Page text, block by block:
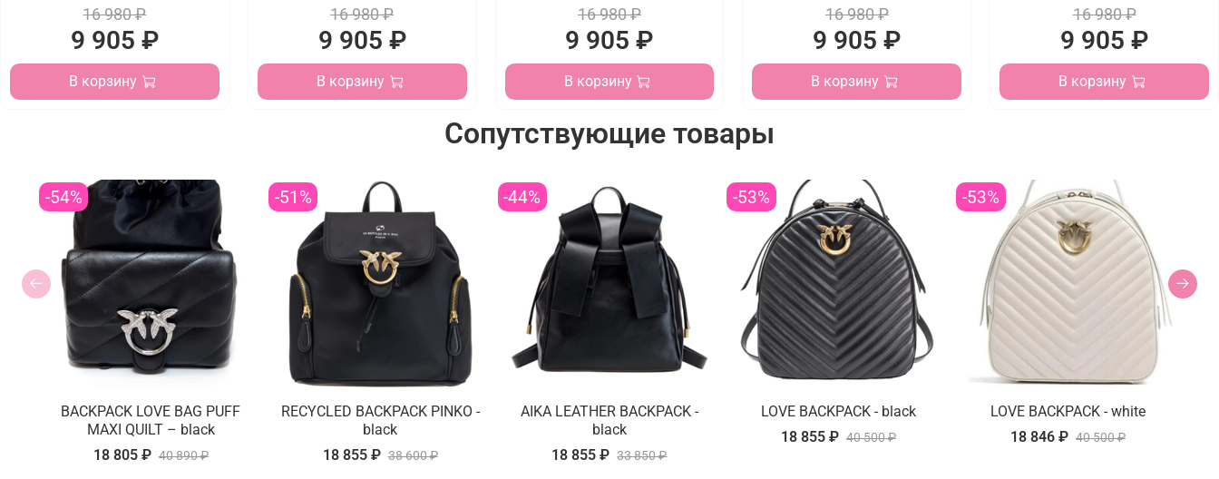
16 980 ₽
9 905 ₽
В корзину
16 980 ₽
9 905 ₽
В корзину
16 980 ₽
9 905 ₽
В корзину
16 980 ₽
9 905 ₽
В корзину
16 980 ₽
9 905 ₽
В корзину
Сопутствующие товары
-54%
BACKPACK LOVE BAG PUFF
MAXI QUILT – black
18 805 ₽ 40 890 ₽
-51%
RECYCLED BACKPACK PINKO -
black
18 855 ₽ 38 600 ₽
-44%
AIKA LEATHER BACKPACK -
black
18 855 ₽ 33 850 ₽
-53%
LOVE BACKPACK - black
18 855 ₽ 40 500 ₽
-53%
LOVE BACKPACK - white
18 846 ₽ 40 500 ₽